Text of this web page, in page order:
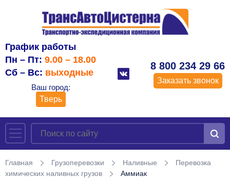
График работы
Пн – Пт: 9.00 – 18.00
Сб – Вс: выходные
Ваш город:
Тверь
8 800 234 29 66
Заказать звонок
Главная Грузоперевозки Наливные
Перевозка
химических наливных грузов
Аммиак